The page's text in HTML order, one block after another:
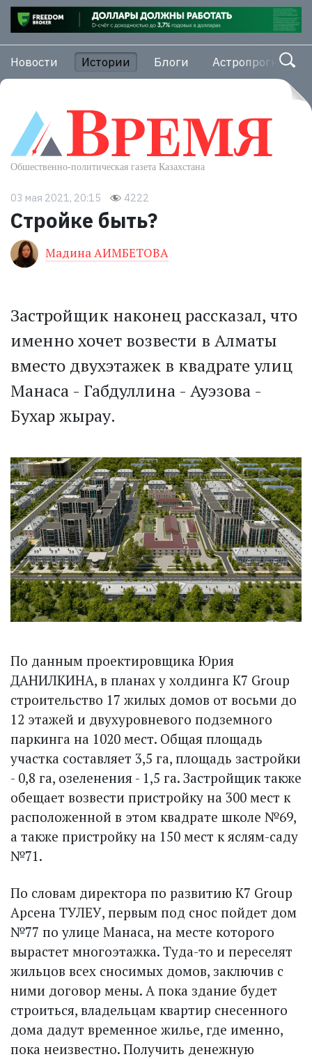
Новости Истории Блоги Астропрогноз
03 мая 2021, 20:15 4222
Стройке быть?
Мадина АИМБЕТОВА
Застройщик наконец рассказал, что
именно хочет возвести в Алматы
вместо двухэтажек в квадрате улиц
Манаса - Габдуллина - Ауэзова -
Бухар жырау.
По данным проектировщика Юрия
ДАНИЛКИНА, в планах у холдинга K7 Group
строительство 17 жилых домов от восьми до
12 этажей и двухуровневого подземного
паркинга на 1020 мест. Общая площадь
участка составляет 3,5 га, площадь застройки
- 0,8 га, озеленения - 1,5 га. Застройщик также
обещает возвести пристройку на 300 мест к
расположенной в этом квадрате школе №69,
а также пристройку на 150 мест к яслям-саду
№71.
По словам директора по развитию K7 Group
Арсена ТУЛЕУ, первым под снос пойдет дом
№77 по улице Манаса, на месте которого
вырастет многоэтажка. Туда-то и переселят
жильцов всех сносимых домов, заключив с
ними договор мены. А пока здание будет
строиться, владельцам квартир снесенного
дома дадут временное жилье, где именно,
пока неизвестно. Получить денежную